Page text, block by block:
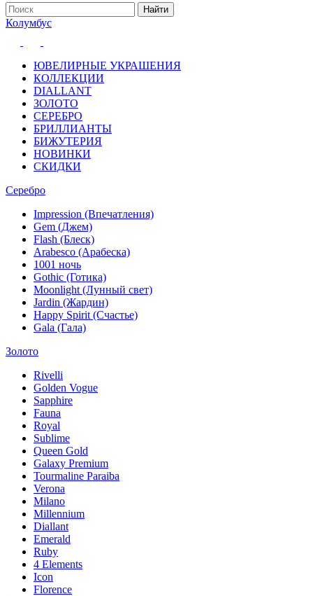
Колумбус
ЮВЕЛИРНЫЕ УКРАШЕНИЯ
КОЛЛЕКЦИИ
DIALLANT
ЗОЛОТО
СЕРЕБРО
БРИЛЛИАНТЫ
БИЖУТЕРИЯ
НОВИНКИ
СКИДКИ
Серебро
Impression (Впечатления)
Gem (Джем)
Flash (Блеск)
Arabesco (Арабеска)
1001 ночь
Gothic (Готика)
Moonlight (Лунный свет)
Jardin (Жардин)
Happy Spirit (Счастье)
Gala (Гала)
Золото
Rivelli
Golden Vogue
Sapphire
Fauna
Royal
Sublime
Queen Gold
Galaxy Premium
Tourmaline Paraiba
Verona
Milano
Millennium
Diallant
Emerald
Ruby
4 Elements
Icon
Florence